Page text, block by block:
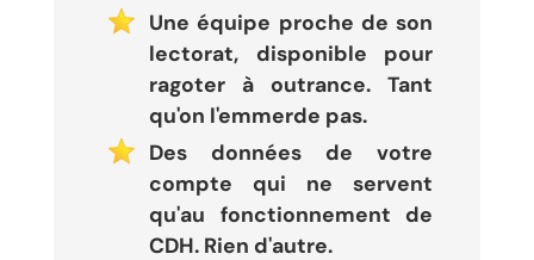
Une équipe proche de son
lectorat, disponible pour
ragoter à outrance. Tant
qu'on l'emmerde pas.
Des données de votre
compte qui ne servent
qu'au fonctionnement de
CDH. Rien d'autre.